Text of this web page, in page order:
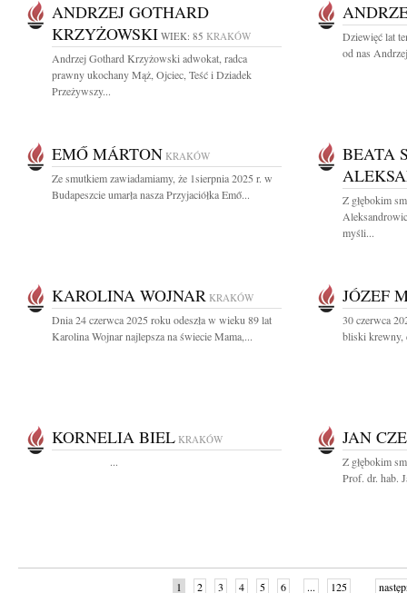
ANDRZEJ GOTHARD
KRZYŻOWSKI WIEK: 85 KRAKÓW
Andrzej Gothard Krzyżowski adwokat, radca
prawny ukochany Mąż, Ojciec, Teść i Dziadek
Przeżywszy...
Dziewięć lat
od nas
EMŐ MÁRTON KRAKÓW
Ze smutkiem zawiadamiamy, że 1sierpnia 2025 r. w
Budapeszcie umarła nasza Przyjaciółka Emő...
BEATA
Z głębokim
myśli...
KAROLINA WOJNAR KRAKÓW
Dnia 24 czerwca 2025 roku odeszła w wieku 89 lat
Karolina Wojnar najlepsza na świecie Mama,...
JÓZEF
30 czerwca
bliski krewny,
KORNELIA BIEL KRAKÓW
...
JAN
Z głębokim
Prof. dr. hab.
1 2 3 4 5 6 ... 125